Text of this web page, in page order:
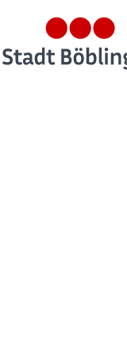
wie
Soweit
oder